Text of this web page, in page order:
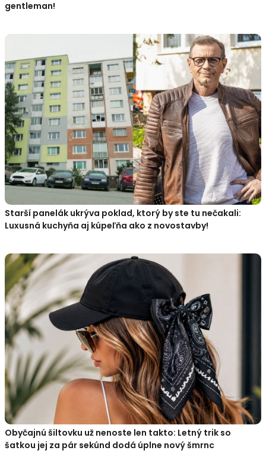
gentleman!
Starší panelák ukrýva poklad, ktorý by ste tu nečakali:
Luxusná kuchyňa aj kúpeľňa ako z novostavby!
Obyčajnú šiltovku už nenoste len takto: Letný trik so
šatkou jej za pár sekúnd dodá úplne nový šmrnc